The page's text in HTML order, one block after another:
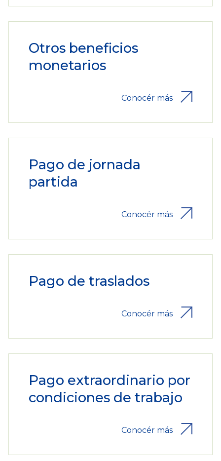
Otros beneficios
monetarios
Conocér más
Pago de jornada
partida
Conocér más
Pago de traslados
Conocér más
Pago extraordinario por
condiciones de trabajo
Conocér más